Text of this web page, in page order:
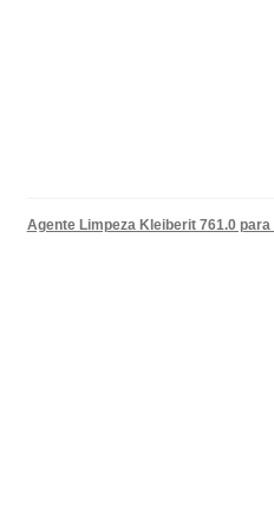
Agente Limpeza Kleiberit 761.0